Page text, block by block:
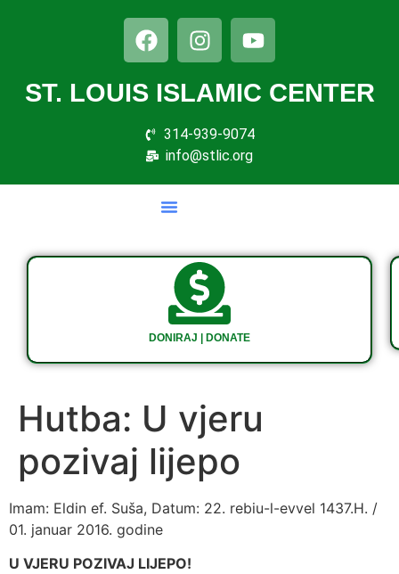
ST. LOUIS ISLAMIC CENTER
314-939-9074
info@stlic.org
DONIRAJ | DONATE
Hutba: U vjeru
pozivaj lijepo
Imam: Eldin ef. Suša, Datum: 22. rebiu-l-evvel 1437.H. /
01. januar 2016. godine
U VJERU POZIVAJ LIJEPO!